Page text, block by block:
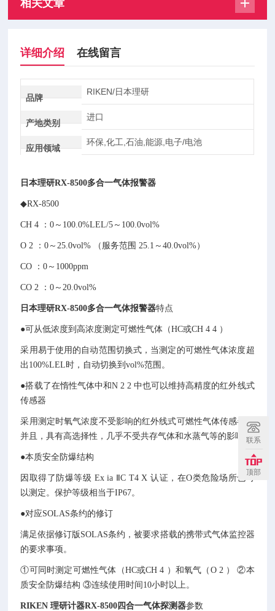
相关文章
详细介绍 在线留言
品牌
RIKEN/日本理研
产地类别
进口
应用领域
环保,化工,石油,能源,电子/电池
日本理研RX-8500多合一气体报警器
◆RX-8500
CH 4 ：0～100.0%LEL/5～100.0vol%
O 2 ：0～25.0vol% （服务范围 25.1～40.0vol%）
CO ：0～1000ppm
CO 2 ：0～20.0vol%
日本理研RX-8500多合一气体报警器特点
●可从低浓度到高浓度测定可燃性气体（HC或CH 4 4 ）
采用易于使用的自动范围切换式，当测定的可燃性气体浓度超
出100%LEL时，自动切换到vol%范围。
●搭载了在惰性气体中和N 2 2 中也可以维持高精度的红外线式
传感器
采用测定时氧气浓度不受影响的红外线式可燃性气体传感器。
并且，具有高选择性，几乎不受共存气体和水蒸气等的影响。
●本质安全防爆结构
因取得了防爆等级 Ex ia ⅡC T4 X 认证，在O类危险场所也可
以测定。保护等级相当于IP67。
●对应SOLAS条约的修订
满足依据修订版SOLAS条约，被要求搭载的携带式气体监控器
的要求事项。
①可同时测定可燃性气体（HC或CH 4 ）和氧气（O 2 ） ②本
质安全防爆结构 ③连续使用时间10小时以上。
RIKEN 理研计器RX-8500四合一气体探测器参数
联系
顶部